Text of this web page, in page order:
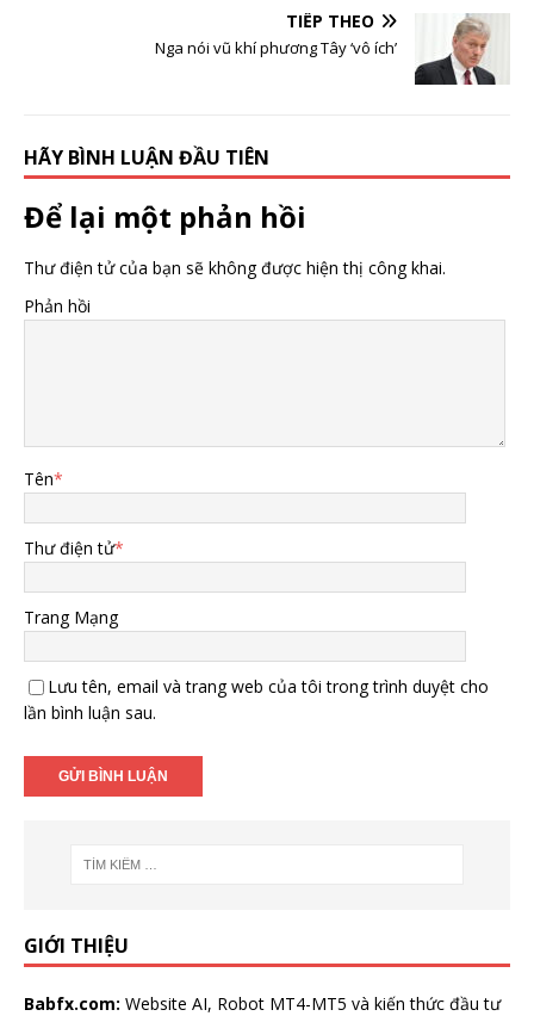
TIẾP THEO
Nga nói vũ khí phương Tây ‘vô ích’
HÃY BÌNH LUẬN ĐẦU TIÊN
Để lại một phản hồi
Thư điện tử của bạn sẽ không được hiện thị công khai.
Phản hồi
Tên*
Thư điện tử*
Trang Mạng
Lưu tên, email và trang web của tôi trong trình duyệt cho
lần bình luận sau.
GIỚI THIỆU
Babfx.com: Website AI, Robot MT4-MT5 và kiến thức đầu tư